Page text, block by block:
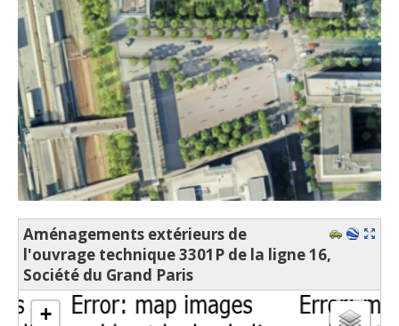
Aménagements extérieurs de
l'ouvrage technique 3301P de la ligne 16,
Société du Grand Paris
chargement de la carte - veuillez patienter...
+